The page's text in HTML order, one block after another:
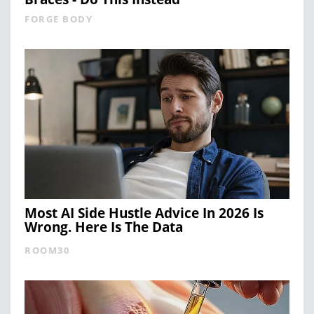
FORGE BODY
Most AI Side Hustle Advice In 2026 Is
Wrong. Here Is The Data
ROOM30